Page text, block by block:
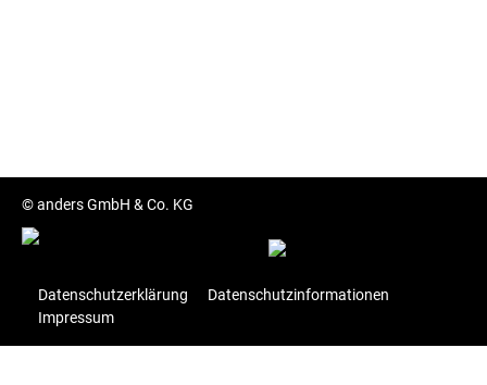
© anders GmbH & Co. KG
Datenschutzerklärung
Datenschutzinformationen
Impressum